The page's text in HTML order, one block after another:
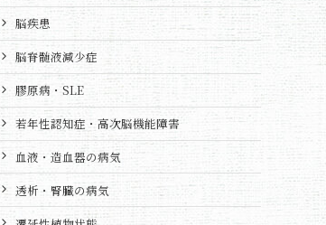
脳疾患
脳脊髄液減少症
膠原病・SLE
若年性認知症・高次脳機能障害
血液・造血器の病気
透析・腎臓の病気